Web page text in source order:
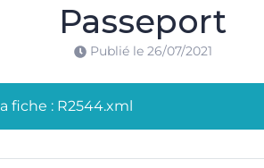
Passeport
Publié le 26/07/2021
fiche : R2544.xml